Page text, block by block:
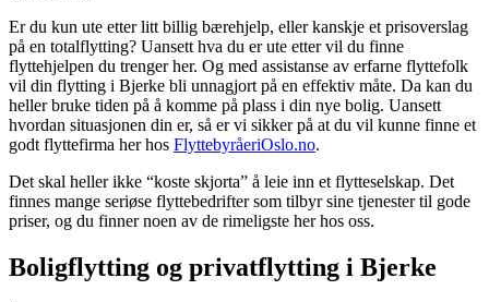
Er du kun ute etter litt billig bærehjelp, eller kanskje et prisoverslag
på en totalflytting? Uansett hva du er ute etter vil du finne
flyttehjelpen du trenger her. Og med assistanse av erfarne flyttefolk
vil din flytting i Bjerke bli unnagjort på en effektiv måte. Da kan du
heller bruke tiden på å komme på plass i din nye bolig. Uansett
hvordan situasjonen din er, så er vi sikker på at du vil kunne finne et
godt flyttefirma her hos FlyttebyråeriOslo.no.
Det skal heller ikke “koste skjorta” å leie inn et flytteselskap. Det
finnes mange seriøse flyttebedrifter som tilbyr sine tjenester til gode
priser, og du finner noen av de rimeligste her hos oss.
Boligflytting og privatflytting i Bjerke